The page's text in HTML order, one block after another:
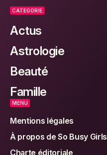
CATEGORIE
Actus
Astrologie
Beauté
Famille
MENU
Mentions légales
À propos de So Busy Girls
Charte éditoriale